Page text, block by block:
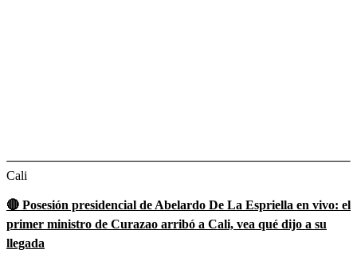
Cali
🔴 Posesión presidencial de Abelardo De La Espriella en vivo: el
primer ministro de Curazao arribó a Cali, vea qué dijo a su
llegada